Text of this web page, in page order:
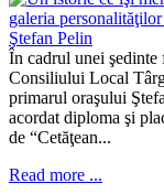
În cadrul unei şedinte
Consiliului Local
primarul oraşului
acordat diploma şi
de “Cetăţean...
Read more ...